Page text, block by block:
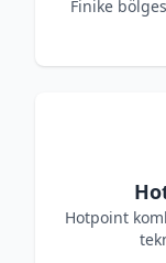
Finike
Hotpoint